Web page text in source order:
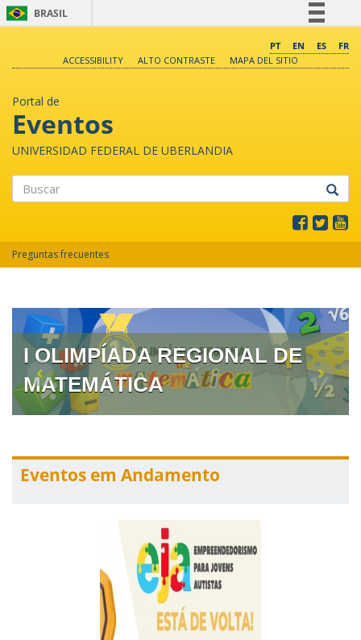
BRASIL
Comunica BR
PT EN ES
FR
ACCESSIBILITY
ALTO CONTRASTE MAPA DEL SITIO
Portal de
Eventos
UNIVERSIDAD FEDERAL DE UBERLANDIA
Preguntas frecuentes
I OLIMPÍADA REGIONAL DE
MATEMÁTICA
Eventos em Andamento